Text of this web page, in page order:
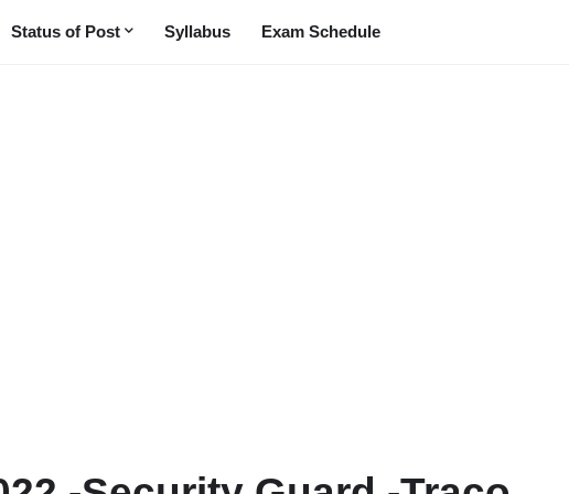
Status of Post Syllabus Exam Schedule